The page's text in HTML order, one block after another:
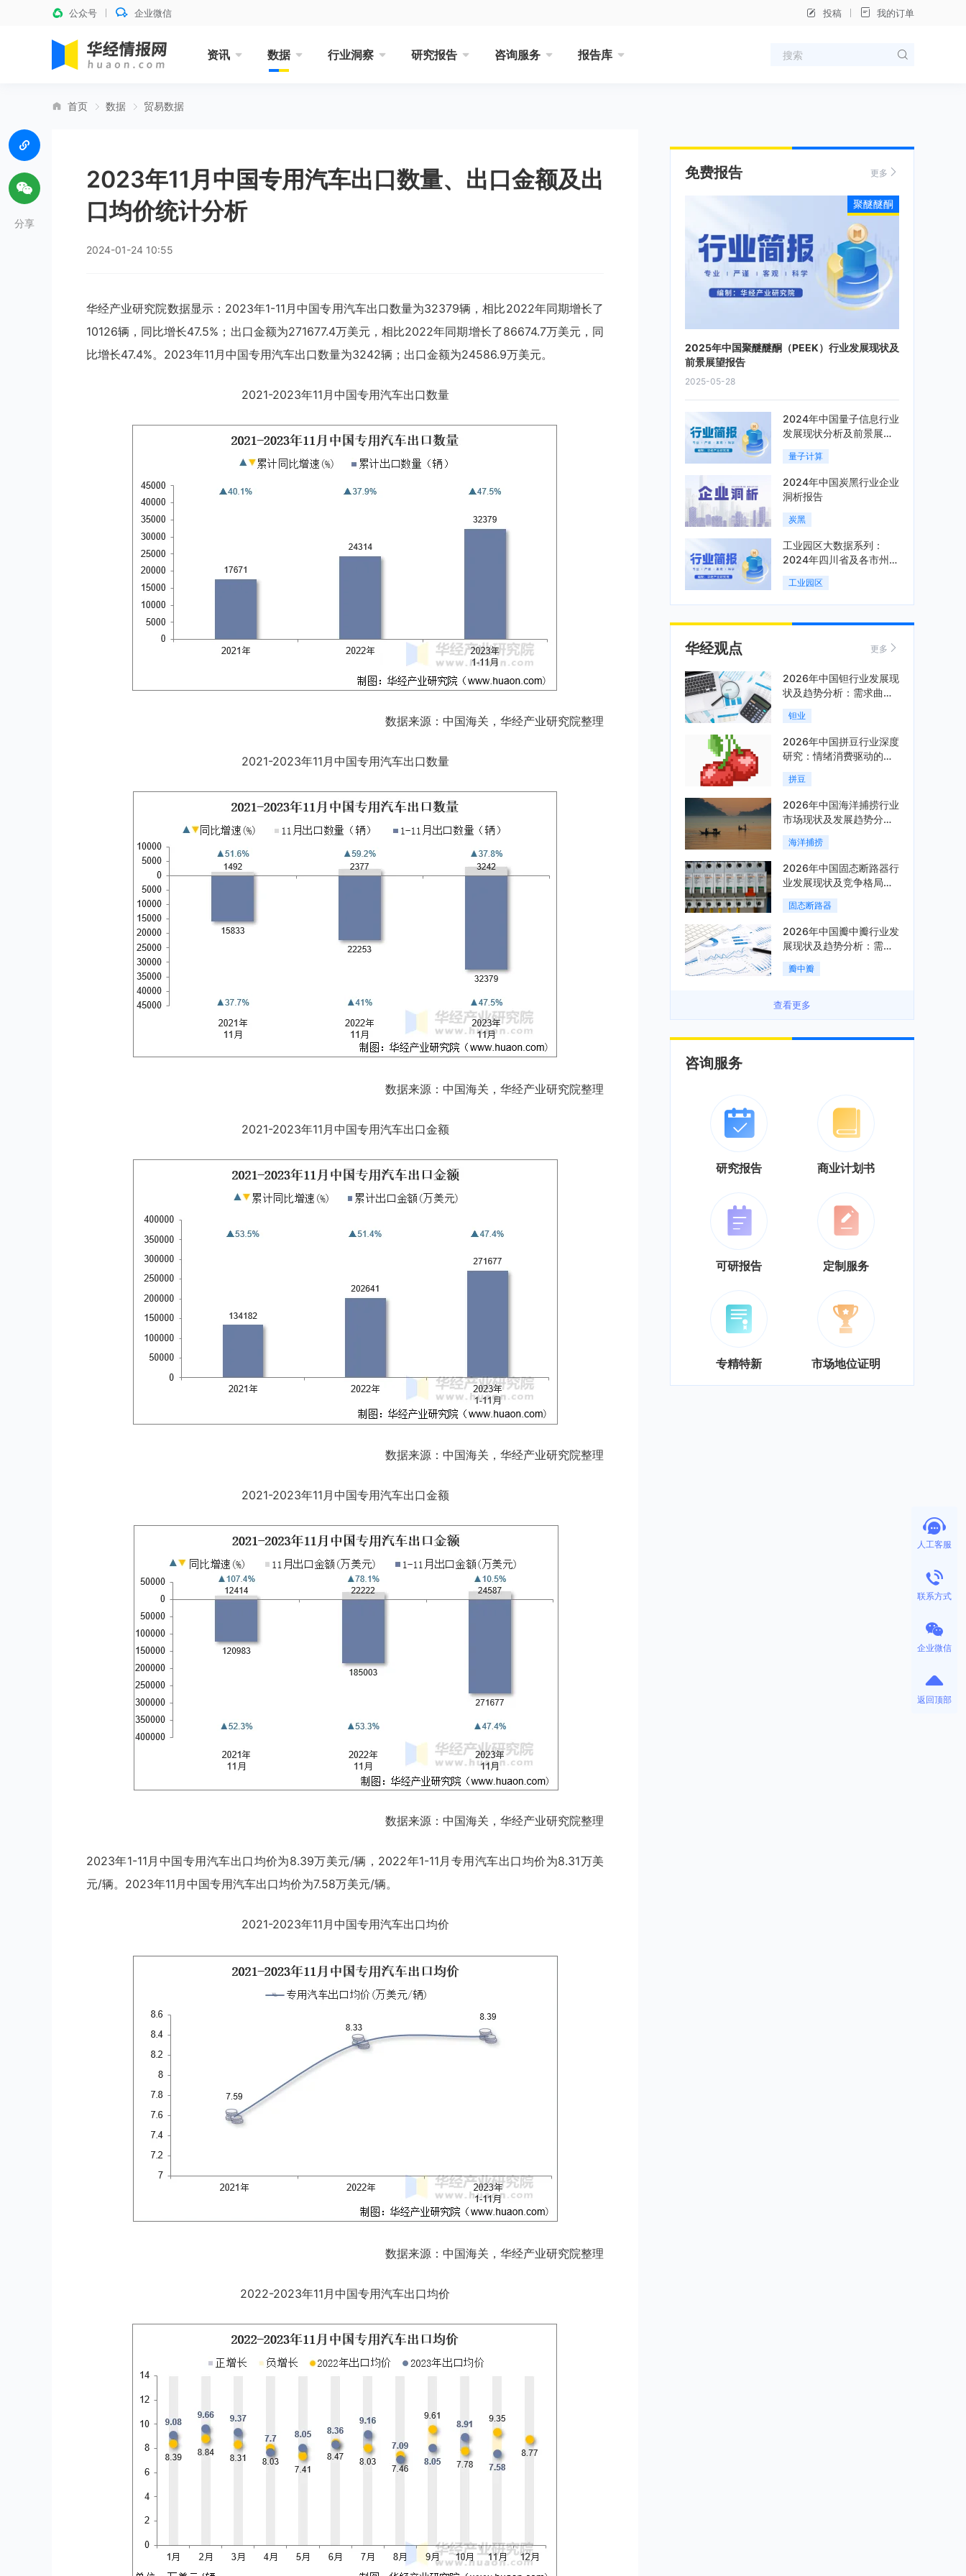
公众号 企业微信 投稿 我的订单
资讯 数据 行业洞察 研究报告 咨询服务 报告库
首页 数据 贸易数据
2023年11月中国专用汽车出口数量、出口金额及出
口均价统计分析
2024-01-24 10:55
华经产业研究院数据显示：2023年1-11月中国专用汽车出口数量为32379辆，相比2022年同期增长了
10126辆，同比增长47.5%；出口金额为271677.4万美元，相比2022年同期增长了86674.7万美元，同
比增长47.4%。2023年11月中国专用汽车出口数量为3242辆；出口金额为24586.9万美元。
2021-2023年11月中国专用汽车出口数量
数据来源：中国海关，华经产业研究院整理
2021-2023年11月中国专用汽车出口数量
数据来源：中国海关，华经产业研究院整理
2021-2023年11月中国专用汽车出口金额
数据来源：中国海关，华经产业研究院整理
2021-2023年11月中国专用汽车出口金额
数据来源：中国海关，华经产业研究院整理
2023年1-11月中国专用汽车出口均价为8.39万美元/辆，2022年1-11月专用汽车出口均价为8.31万美
元/辆。2023年11月中国专用汽车出口均价为7.58万美元/辆。
2021-2023年11月中国专用汽车出口均价
数据来源：中国海关，华经产业研究院整理
2022-2023年11月中国专用汽车出口均价
分享
免费报告 更多
2025年中国聚醚醚酮（PEEK）行业发展现状及
前景展望报告
2025-05-28
聚醚醚酮
2024年中国量子信息行业
发展现状分析及前景展望
报告
量子计算
2024年中国炭黑行业企业
洞析报告
炭黑
工业园区大数据系列：
2024年四川省及各市州工
业园区全景洞析报告
工业园区
华经观点 更多
2026年中国钽行业发展现
状及趋势分析：需求曲线
陡峭与供给曲线平缓的博
弈加剧「图」
钽业
2026年中国拼豆行业深度
研究：情绪消费驱动的新
兴手工赛道「图」
拼豆
2026年中国海洋捕捞行业
市场现状及发展趋势分
析：科技赋能与智能化转
型加速「图」
海洋捕捞
2026年中国固态断路器行
业发展现状及竞争格局分
析：国际巨头领跑技术，
国内企业加速追赶「图」
固态断路器
2026年中国瓣中瓣行业发
展现状及趋势分析：需求
可持续释放，市场发展前
景良好「图」
瓣中瓣
查看更多
咨询服务
研究报告 商业计划书
可研报告 定制服务
专精特新 市场地位证明
人工客服
联系方式
企业微信
返回顶部